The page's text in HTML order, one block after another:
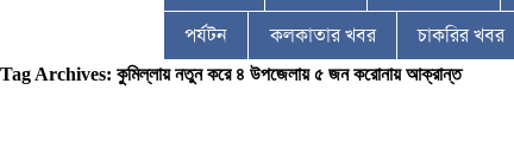
পর্যটন কলকাতার খবর চাকরির খবর
Tag Archives: কুমিল্লায় নতুন করে ৪ উপজেলায় ৫ জন করোনায় আক্রান্ত